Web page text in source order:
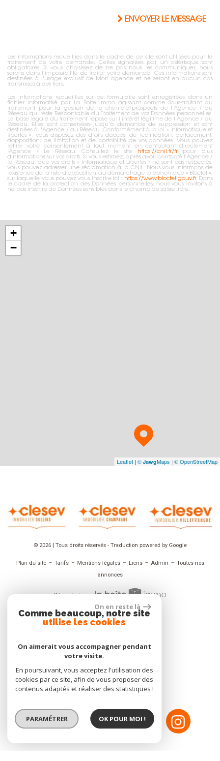
ENVOYER LE MESSAGE
Les informations recueillies dans le cadre de ce site sont utilisées pour le
traitement de votre demande. Celles signalées par un astérisque sont
obligatoires. Si vous choisissez de ne pas nous les communiquer, nous
serons dans l'impossibilité de traiter votre demande. Ces informations sont
destinées à l'usage exclusif de Mon agence et ne seront en aucun cas
transmises à des tiers.
Les informations recueillies sur ce formulaire sont enregistrées dans un
fichier informatisé par La Boite Immo agissant comme Sous-traitant du
traitement pour la gestion de la clientèle/prospects de l'Agence / du
Réseau qui reste Responsable du Traitement de vos Données personnelles.
La base légale du traitement repose sur l'intérêt légitime de l'Agence / du
Réseau. Elles sont conservées jusqu'à demande de suppression et sont
destinées à l'Agence / au Réseau. Conformément à la loi « informatique et
libertés », vous disposez des droits daccès, de rectification, deffacement,
dopposition, de limitation et de portabilité de vos données. Vous pouvez
retirer votre consentement à tout moment en contactant directement
lAgence / Le Réseau. Consultez le site
https://cnil.fr/frpour plus
dinformations sur vos droits. Si vous estimez, après avoir contacté l'Agence /
le Réseau, que vos droits « Informatique et Libertés » ne sont pas respectés,
vous pouvez adresser une réclamation à la CNIL. Nous vous informons de
lexistence de la liste d'opposition au démarchage téléphonique « Bloctel »,
sur laquelle vous pouvez vous inscrire ici : https://www.bloctel.gouv.fr. Dans
le cadre de la protection des Données personnelles, nous vous invitons à
ne pas inscrire de Données sensibles dans le champ de saisie libre.
+
−
Leaflet | © JawgMaps | © OpenStreetMap
© 2026 | Tous droits réservés - Traduction powered by Google
Plan du site- Tarifs- Mentions légales- Liens- Admin - Toutes nos
annonces
Site réalisé par :
NOUS SUIVRE
ADHÉRENT
On en reste là
Comme beaucoup, notre site
utilise les cookies
On aimerait vous accompagner pendant
votre visite.
En poursuivant, vous acceptez l'utilisation des
cookies par ce site, afin de vous proposer des
contenus adaptés et réaliser des statistiques !
PARAMÉTRER OK POUR MOI !